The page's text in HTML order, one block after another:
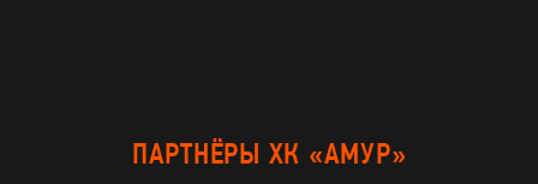
ПАРТНЁРЫ ХК «АМУР»